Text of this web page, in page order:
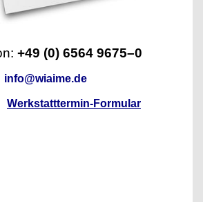
+49 (0) 6564 9675–0
info@wiaime.de
Werkstatttermin-Formular